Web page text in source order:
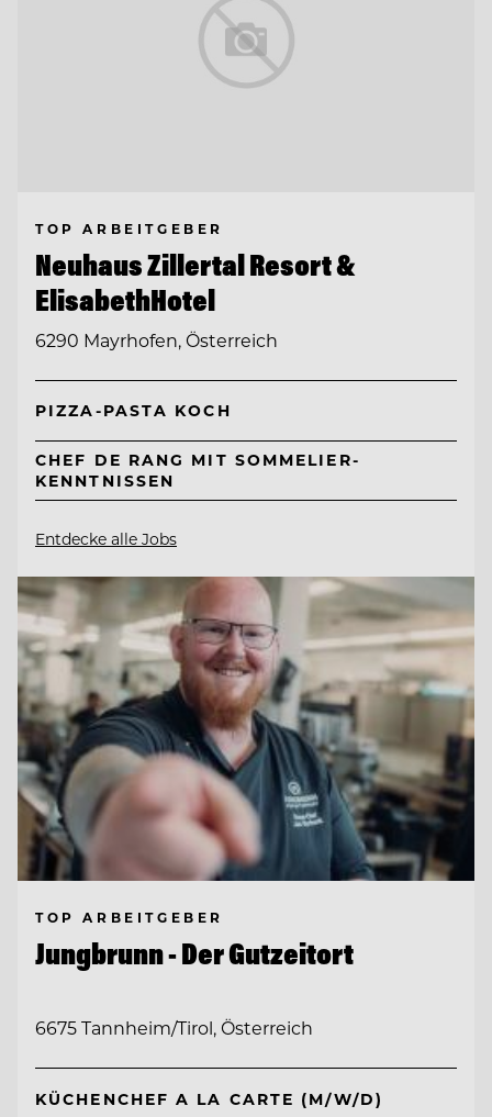
TOP ARBEITGEBER
Neuhaus Zillertal Resort &
ElisabethHotel
6290 Mayrhofen, Österreich
PIZZA-PASTA KOCH
CHEF DE RANG MIT SOMMELIER-
KENNTNISSEN
Entdecke alle Jobs
TOP ARBEITGEBER
Jungbrunn - Der Gutzeitort
6675 Tannheim/Tirol, Österreich
KÜCHENCHEF A LA CARTE (M/W/D)